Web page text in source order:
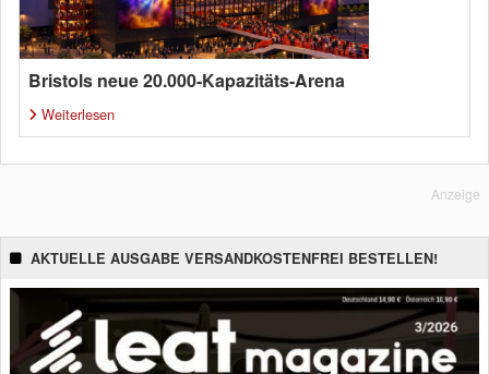
Bristols neue 20.000-Kapazitäts-Arena
Weiterlesen
Anzeige
AKTUELLE AUSGABE VERSANDKOSTENFREI BESTELLEN!